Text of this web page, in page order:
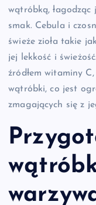
wątróbką,
smak. Cebula i
świeże zioła takie
jej lekkość i
źródłem witaminy
wątróbki, co jest
zmagających się z